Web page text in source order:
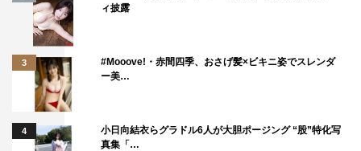
ィ披露
3
#Mooove!・赤間四季、おさげ髪×ビキニ姿でスレンダ
ー美…
4
小日向結衣らグラドル6人が大胆ポージング “股”特化写
真集「…